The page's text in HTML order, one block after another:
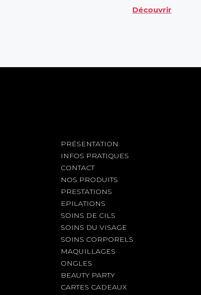
Découvrir
PRÉSENTATION
INFOS PRATIQUES
CONTACT
NOS PRODUITS
PRESTATIONS
EPILATIONS
SOINS DE CILS
SOINS DU VISAGE
SOINS CORPORELS
MAQUILLAGES
ONGLES
BEAUTY PARTY
CARTES CADEAUX